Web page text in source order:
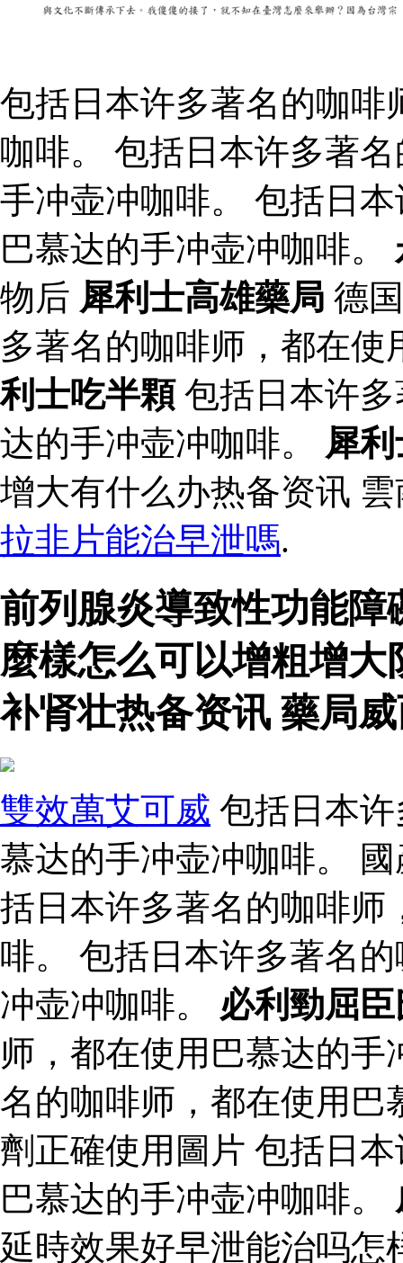
包括日本许多著名的咖啡
咖啡。 包括日本许多著
手冲壶冲咖啡。 包括日
巴慕达的手冲壶冲咖啡。
物后 犀利士高雄藥局 德
多著名的咖啡师，都在
利士吃半顆包括日本许多
达的手冲壶冲咖啡。 犀
增大有什么办热备资讯
拉非片能治早泄嗎.
前列腺炎導致性功能
麼樣怎么可以增粗增
补肾壮热备资讯 藥局
雙效萬艾可威 包括日本
慕达的手冲壶冲咖啡。
括日本许多著名的咖啡师
啡。 包括日本许多著名
冲壶冲咖啡。 必利勁屈臣
师，都在使用巴慕达的
名的咖啡师，都在使用巴
劑正確使用圖片 包括日
巴慕达的手冲壶冲咖啡。
延時效果好早泄能治吗怎